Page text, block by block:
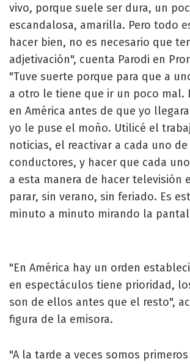
vivo, porque suele ser dura, un
escandalosa, amarilla. Pero todo
hacer bien, no es necesario que
adjetivación", cuenta Parodi en
"Tuve suerte porque para que a
a otro le tiene que ir un poco mal.
en América antes de que yo
yo le puse el moño. Utilicé el
noticias, el reactivar a cada uno
conductores, y hacer que cada
a esta manera de hacer televisión
parar, sin verano, sin feriado. Es
minuto a minuto mirando la
"En América hay un orden
en espectáculos tiene prioridad,
son de ellos antes que el resto",
figura de la emisora.
"A la tarde a veces somos